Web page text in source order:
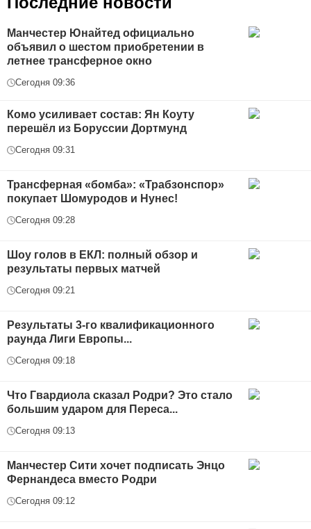
Манчестер Юнайтед официально
объявил о шестом приобретении в
летнее трансферное окно
Сегодня 09:36
Комо усиливает состав: Ян Коуту
перешёл из Боруссии Дортмунд
Сегодня 09:31
Трансферная «бомба»: «Трабзонспор»
покупает Шомуродов и Нунес!
Сегодня 09:28
Шоу голов в ЕКЛ: полный обзор и
результаты первых матчей
Сегодня 09:21
Результаты 3-го квалификационного
раунда Лиги Европы...
Сегодня 09:18
Что Гвардиола сказал Родри? Это стало
большим ударом для Переса...
Сегодня 09:13
Манчестер Сити хочет подписать Энцо
Фернандеса вместо Родри
Сегодня 09:12